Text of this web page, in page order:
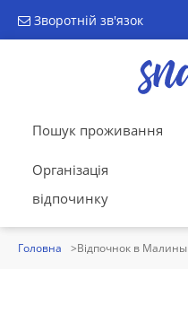
Зворотній зв'язок
Пошук проживання
Організація
відпочинку
Головна Відпочнок в Малины